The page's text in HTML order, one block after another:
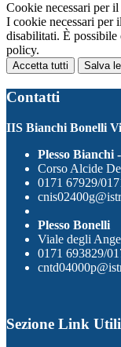
Cookie necessari per
I cookie necessari per
disabilitati. È possibile
policy.
Accetta tutti Salva
Contatti
IIS Bianchi Bonelli
Plesso Bianchi
Corso Alcide
0171 67929/
Plesso Bonelli
Viale degli
0171 693829/
Sezione Link Utili